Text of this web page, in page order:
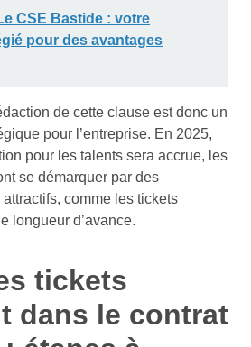
CSE Bastide : votre
pour des avantages
de cette clause est donc un
pour l’entreprise. En 2025,
pour les talents sera accrue, les
se démarquer par des
comme les tickets
longueur d’avance.
tickets
dans le contrat